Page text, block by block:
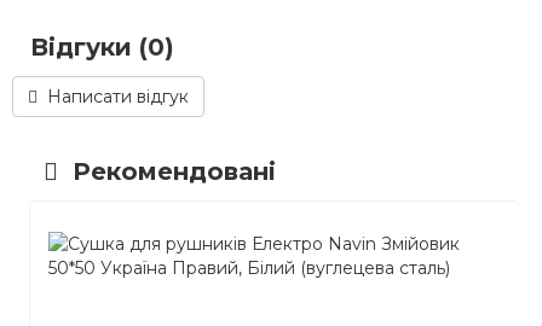
Відгуки (0)
Написати відгук
Рекомендовані